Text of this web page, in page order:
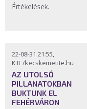
Értékelések.
22-08-31 21:55,
KTE/kecskemetite.hu
AZ UTOLSÓ
PILLANATOKBAN
BUKTUNK EL
FEHÉRVÁRON